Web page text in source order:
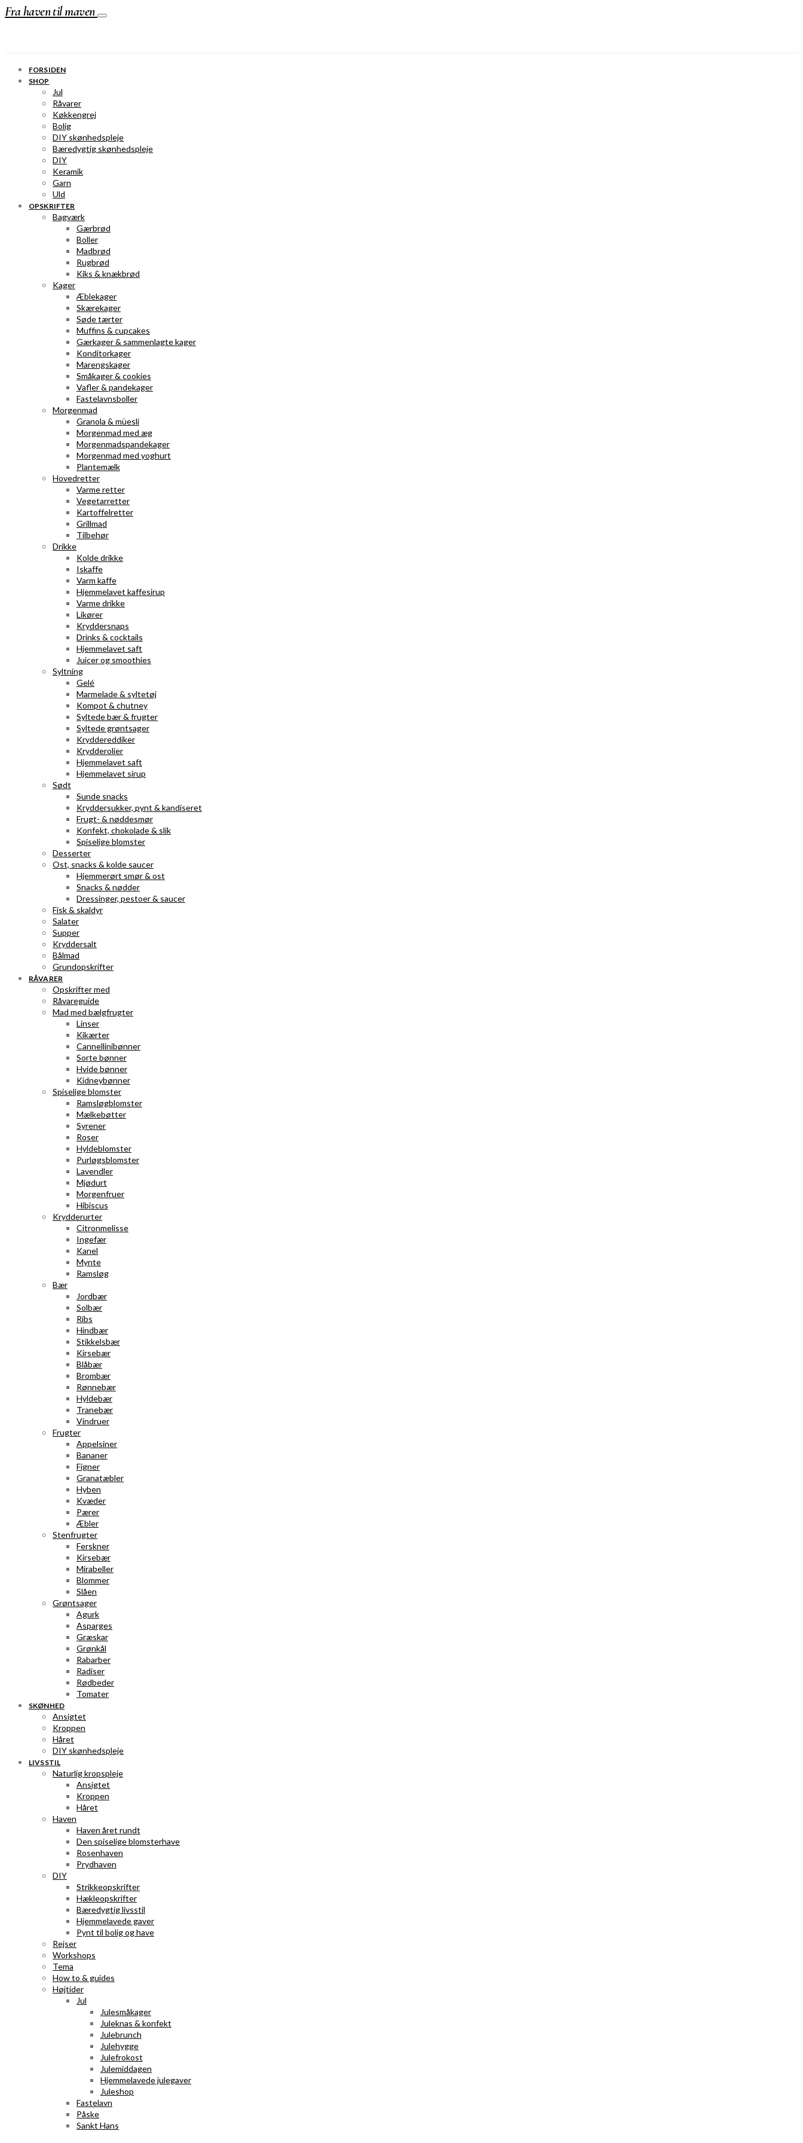
Fra haven til maven
FORSIDEN
SHOP
Jul
Råvarer
Køkkengrej
Bolig
DIY skønhedspleje
Bæredygtig skønhedspleje
DIY
Keramik
Garn
Uld
OPSKRIFTER
Bagværk
Gærbrød
Boller
Madbrød
Rugbrød
Kiks & knækbrød
Kager
Æblekager
Skærekager
Søde tærter
Muffins & cupcakes
Gærkager & sammenlagte kager
Konditorkager
Marengskager
Småkager & cookies
Vafler & pandekager
Fastelavnsboller
Morgenmad
Granola & müesli
Morgenmad med æg
Morgenmadspandekager
Morgenmad med yoghurt
Plantemælk
Hovedretter
Varme retter
Vegetarretter
Kartoffelretter
Grillmad
Tilbehør
Drikke
Kolde drikke
Iskaffe
Varm kaffe
Hjemmelavet kaffesirup
Varme drikke
Likører
Kryddersnaps
Drinks & cocktails
Hjemmelavet saft
Juicer og smoothies
Syltning
Gelé
Marmelade & syltetøj
Kompot & chutney
Syltede bær & frugter
Syltede grøntsager
Kryddereddiker
Krydderolier
Hjemmelavet saft
Hjemmelavet sirup
Sødt
Sunde snacks
Kryddersukker, pynt & kandiseret
Frugt- & nøddesmør
Konfekt, chokolade & slik
Spiselige blomster
Desserter
Ost, snacks & kolde saucer
Hjemmerørt smør & ost
Snacks & nødder
Dressinger, pestoer & saucer
Fisk & skaldyr
Salater
Supper
Kryddersalt
Bålmad
Grundopskrifter
RÅVARER
Opskrifter med
Råvareguide
Mad med bælgfrugter
Linser
Kikærter
Cannellinibønner
Sorte bønner
Hvide bønner
Kidneybønner
Spiselige blomster
Ramsløgblomster
Mælkebøtter
Syrener
Roser
Hyldeblomster
Purløgsblomster
Lavendler
Mjødurt
Morgenfruer
Hibiscus
Krydderurter
Citronmelisse
Ingefær
Kanel
Mynte
Ramsløg
Bær
Jordbær
Solbær
Ribs
Hindbær
Stikkelsbær
Kirsebær
Blåbær
Brombær
Rønnebær
Hyldebær
Tranebær
Vindruer
Frugter
Appelsiner
Bananer
Figner
Granatæbler
Hyben
Kvæder
Pærer
Æbler
Stenfrugter
Ferskner
Kirsebær
Mirabeller
Blommer
Slåen
Grøntsager
Agurk
Asparges
Græskar
Grønkål
Rabarber
Radiser
Rødbeder
Tomater
SKØNHED
Ansigtet
Kroppen
Håret
DIY skønhedspleje
LIVSSTIL
Naturlig kropspleje
Ansigtet
Kroppen
Håret
Haven
Haven året rundt
Den spiselige blomsterhave
Rosenhaven
Prydhaven
DIY
Strikkeopskrifter
Hækleopskrifter
Bæredygtig livsstil
Hjemmelavede gaver
Pynt til bolig og have
Rejser
Workshops
Tema
How to & guides
Højtider
Jul
Julesmåkager
Juleknas & konfekt
Julebrunch
Julehygge
Julefrokost
Julemiddagen
Hjemmelavede julegaver
Juleshop
Fastelavn
Påske
Sankt Hans